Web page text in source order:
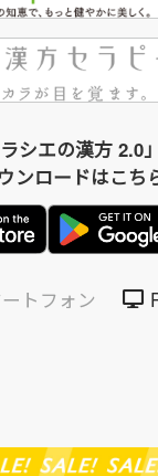
ラシエの漢方 2.0」
ンロードはこち
トフォン